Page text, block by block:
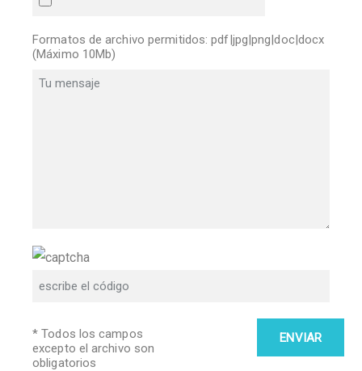
Formatos de archivo permitidos: pdf|jpg|png|doc|docx
(Máximo 10Mb)
* Todos los campos
excepto el archivo son
obligatorios